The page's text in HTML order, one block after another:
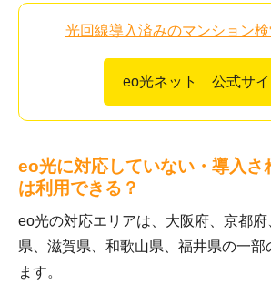
光回線導入済みのマンション
eo光ネット 公式サイ
eo光に対応していない・導入さ
は利用できる？
eo光の対応エリアは、大阪府、京都府
県、滋賀県、和歌山県、福井県の一部
ます。